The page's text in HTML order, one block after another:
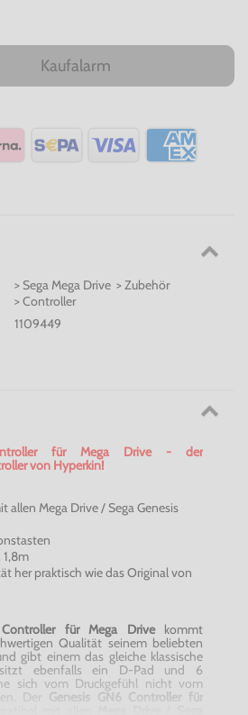
Kaufalarm
> Sega Mega Drive > Zubehör
> Controller
1109449
für Mega Drive - der
von Hyperkin!
allen Mega Drive / Sega Genesis
1,8m
her praktisch wie das Original von
für Mega Drivekommt
Qualität seinem beliebten
gibt einem das gleiche klassische
ebenfalls ein D-Pad und 6
sich vom Druckgefühl nicht vom
Der Genesis GN6 Controller für